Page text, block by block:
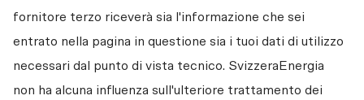
fornitore terzo riceverà sia l'informazione che sei
entrato nella pagina in questione sia i tuoi dati di utilizzo
necessari dal punto di vista tecnico. SvizzeraEnergia
non ha alcuna influenza sull'ulteriore trattamento dei